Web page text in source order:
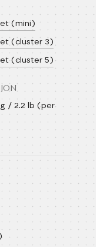
(mini)
(cluster 3)
(cluster 5)
/ 2.2 lb (per